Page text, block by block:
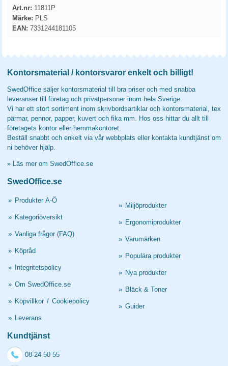
Art.nr: 11811P
Märke: PLS
EAN: 7331244181105
Kontorsmaterial / kontorsvaror enkelt och billigt!
SwedOffice säljer kontorsmaterial till bra priser och med snabba
leveranser till företag och privatpersoner inom hela Sverige.
Vi har ett stort sortiment inom skrivbordsartiklar och kontorsmaterial, tex
pärmar, pennor, papper, kuvert och fika mm. Hos oss hittar du allt till
företagets kontor eller hemmakontoret.
Beställ snabbt och enkelt via vår webbplats eller kontakta kundtjänst om
ni behöver hjälp.
» Läs mer om SwedOffice.se
SwedOffice.se
» Produkter A-Ö
» Kategoriöversikt
» Vanliga frågor (FAQ)
» Köpråd
» Integritetspolicy
» Om SwedOffice.se
» Köpvillkor / Cookiepolicy
» Leverans
» Miljöprodukter
» Ergonomiprodukter
» Varumärken
» Populära produkter
» Nya produkter
» Bläck & Toner
» Guider
Kundtjänst
08-24 50 55